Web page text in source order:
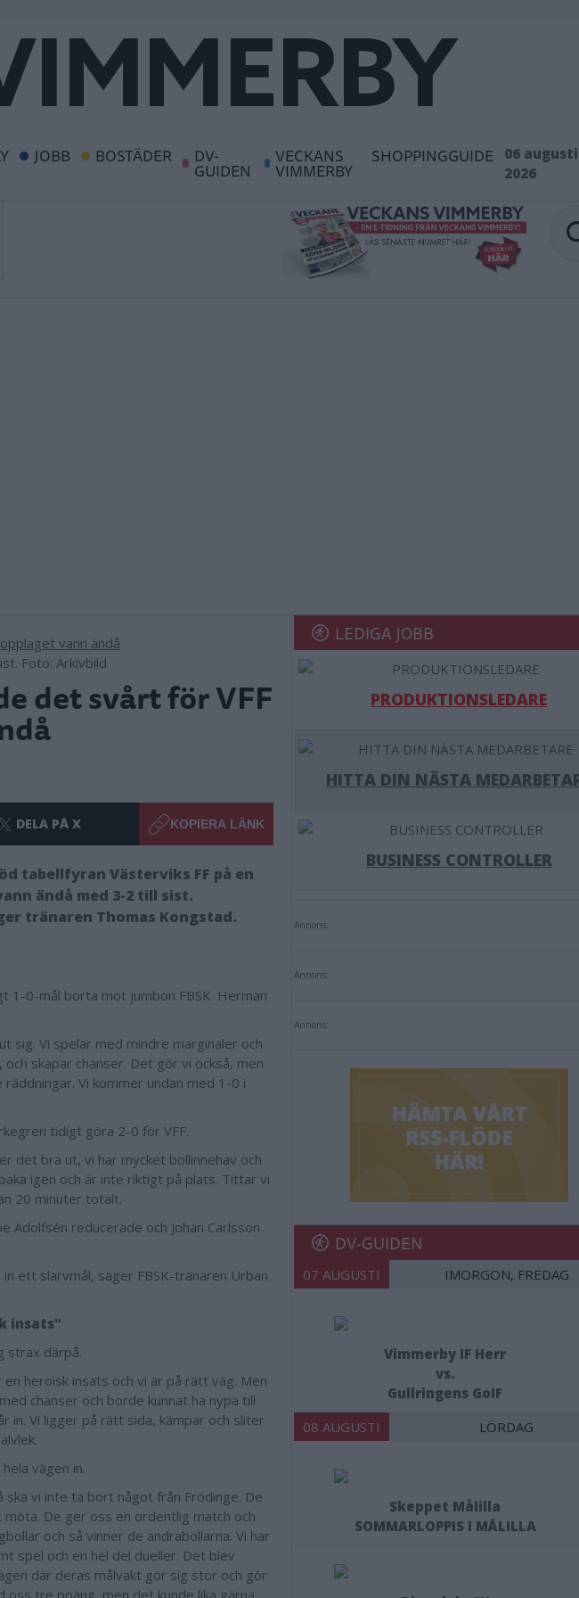
JOBB BOSTÄDER DV-
GUIDEN
VECKANS
VIMMERBY
SHOPPINGGUIDE
06 augusti
2026
Foto: Arkivbild
det svårt för VFF
DELA PÅ X KOPIERA LÄNK
tabellfyran Västerviks FF på en
ändå med 3-2 till sist.
tränaren Thomas Kongstad.
1-0-mål borta mot jumbon FBSK. Herman
sig. Vi spelar med mindre marginaler och
skapar chanser. Det gör vi också, men
Vi kommer undan med 1-0 i
tidigt göra 2-0 för VFF.
det bra ut, vi har mycket bollinnehav och
igen och är inte riktigt på plats. Tittar vi
20 minuter totalt.
Adolfsén reducerade och Johan Carlsson
ett slarvmål, säger FBSK-tränaren Urban
insats"
strax därpå.
heroisk insats och vi är på rätt väg. Men
chanser och borde kunnat ha nypa till
in. Vi ligger på rätt sida, kämpar och sliter
vägen in.
vi inte ta bort något från Frödinge. De
De ger oss en ordentlig match och
och så vinner de andrabollarna. Vi har
spel och en hel del dueller. Det blev
där deras målvakt gör sig stor och gör
tre poäng, men det kunde lika gärna
LEDIGA JOBB
PRODUKTIONSLEDARE
HITTA DIN NÄSTA
BUSINESS CONTROLLER
Annons:
Annons:
Annons:
DV-GUIDEN
07 AUGUSTI IMORGON, FREDAG
Vimmerby IF Herr
vs.
Gullringens GoIF
08 AUGUSTI LÖRDAG
Skeppet Målilla
SOMMARLOPPIS I MÅLILLA